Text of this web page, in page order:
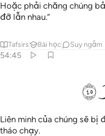
Hoặc phải chăng chúng
đỡ lẫn nhau.”
Tafsirs Bài học Suy ngẫm
54:45
ﳃ
Liên minh của chúng sẽ bị
tháo chạy.